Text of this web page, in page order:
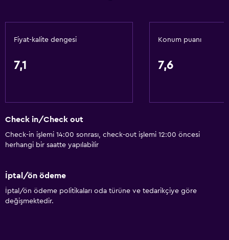
Fiyat-kalite dengesi
7,1
Konum puanı
7,6
Check in/Check out
Check-in işlemi 14:00 sonrası, check-out işlemi 12:00 öncesi
herhangi bir saatte yapılabilir
İptal/ön ödeme
İptal/ön ödeme politikaları oda türüne ve tedarikçiye göre
değişmektedir.